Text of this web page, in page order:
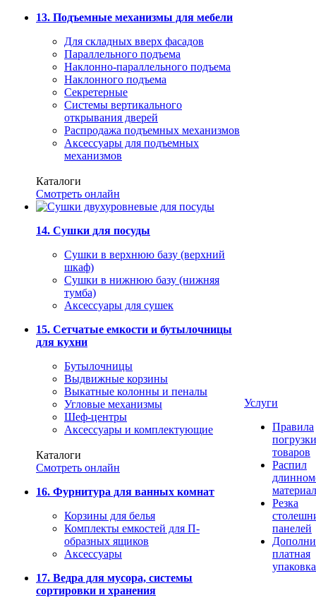
13. Подъемные механизмы для мебели
Для складных вверх фасадов
Параллельного подъема
Наклонно-параллельного подъема
Наклонного подъема
Секретерные
Системы вертикального
открывания дверей
Распродажа подъемных механизмов
Аксессуары для подъемных
механизмов
Каталоги
Смотреть онлайн
14. Сушки для посуды
Сушки в верхнюю базу (верхний
шкаф)
Сушки в нижнюю базу (нижняя
тумба)
Аксессуары для сушек
15. Сетчатые емкости и бутылочницы
для кухни
Бутылочницы
Выдвижные корзины
Выкатные колонны и пеналы
Угловые механизмы
Шеф-центры
Аксессуары и комплектующие
Каталоги
Смотреть онлайн
16. Фурнитура для ванных комнат
Корзины для белья
Комплекты емкостей для П-
образных ящиков
Аксессуары
17. Ведра для мусора, системы
сортировки и хранения
Услуги
Правила
погрузки
товаров
Распил
Резка
панелей
платная
упаковка